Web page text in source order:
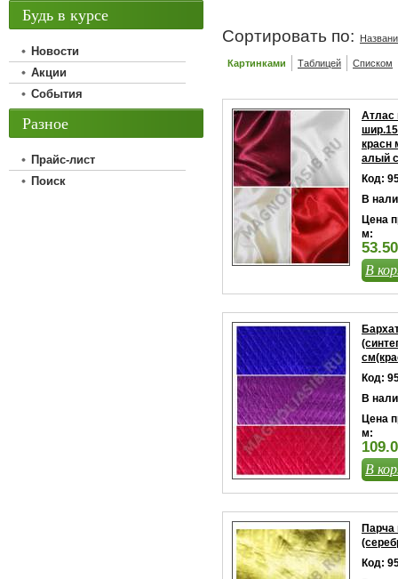
Сортировать по:
Картинками Таблицей Списком
Атлас
красн
алый
Код:
В
Цена
м:
В
Код:
В
Цена
м:
В
Парча
Код:
Будь в курсе
Новости
Акции
События
Разное
Прайс-лист
Поиск